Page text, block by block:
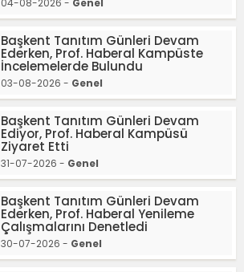
04-08-2026 - Genel
Başkent Tanıtım Günleri Devam
Ederken, Prof. Haberal Kampüste
İncelemelerde Bulundu
03-08-2026 - Genel
Başkent Tanıtım Günleri Devam
Ediyor, Prof. Haberal Kampüsü
Ziyaret Etti
31-07-2026 - Genel
Başkent Tanıtım Günleri Devam
Ederken, Prof. Haberal Yenileme
Çalışmalarını Denetledi
30-07-2026 - Genel